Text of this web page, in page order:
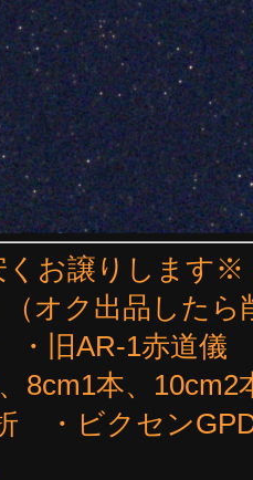
お譲りします※
（オク出品した
・旧AR-1赤道
8cm1本、10cm2
折 ・ビクセン